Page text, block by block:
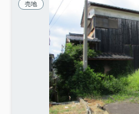
売地